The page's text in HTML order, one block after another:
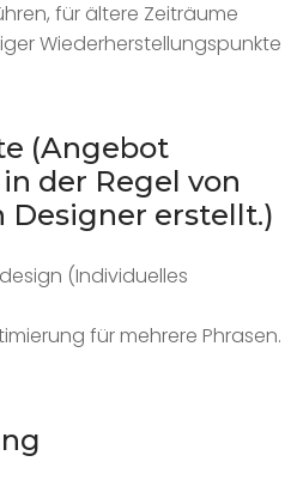
für ältere Zeiträume
Wiederherstellungspunkte
(Angebot
der Regel von
Designer erstellt.)
(Individuelles
für mehrere Phrasen.